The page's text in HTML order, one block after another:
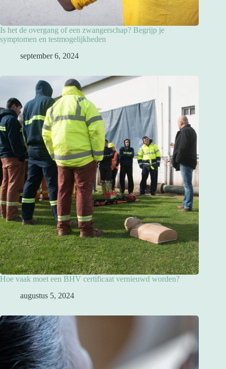
Is het de overgang of een zwangerschap? Begrijp je
symptomen en testmogelijkheden
september 6, 2024
Hoe vaak moet een BHV certificaat vernieuwd worden?
augustus 5, 2024